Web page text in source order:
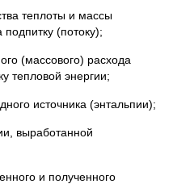
теплоты и массы
(потоку);
(массового) расхода
тепловой энергии;
источника (энтальпии);
выработанной
и полученного